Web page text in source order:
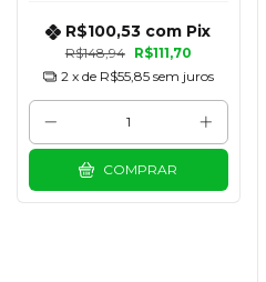
R$148,94 R$111,70
R$100,53 com Pix
2 x de R$55,85 sem juros
COMPRAR